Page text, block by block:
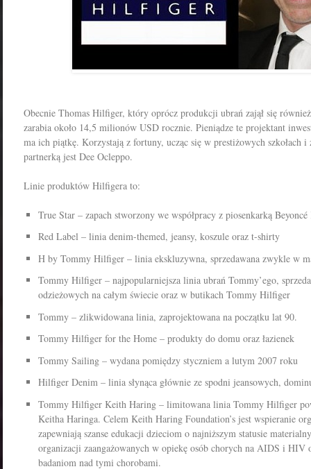
Obecnie Thomas Hilfiger, który oprócz produkcji ubrań zajął się
zarabia około 14,5 milionów USD rocznie. Pieniądze te projektant
ma ich piątkę. Korzystają z fortuny, ucząc się w prestiżowych szkołach i
partnerką jest Dee Ocleppo.
Linie produktów Hilfigera to:
True Star – zapach stworzony we współpracy z piosenkarką
Red Label – linia denim-themed, jeansy, koszule oraz t-shirty
H by Tommy Hilfiger – linia ekskluzywna, sprzedawana zwykle w
Tommy Hilfiger – najpopularniejsza linia ubrań Tommy’ego,
odzieżowych na całym świecie oraz w butikach Tommy Hilfiger
Tommy – zlikwidowana linia, zaprojektowana na początku lat 90.
Tommy Hilfiger for the Home – produkty do domu oraz łazienek
Tommy Sailing – wydana pomiędzy styczniem a lutym 2007 roku
Hilfiger Denim – linia słynąca głównie ze spodni jeansowych,
Tommy Hilfiger Keith Haring – limitowana linia Tommy Hilfiger
Keitha Haringa. Celem Keith Haring Foundation’s jest wspieranie
zapewniają szanse edukacji dzieciom o najniższym statusie
organizacji zaangażowanych w opiekę osób chorych na AIDS i HIV
badaniom nad tymi chorobami.